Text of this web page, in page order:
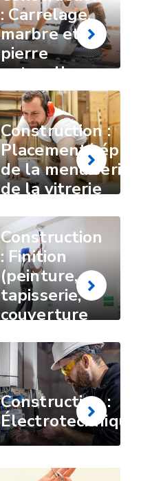
: Carrelage,
marbre et
pierre
naturelle
Construction :
Placement/
de la menuiserie
de la vitrerie
Construction
: Finition
(peinture,
tapisserie,
couverture
Construction :
Électrotechnique